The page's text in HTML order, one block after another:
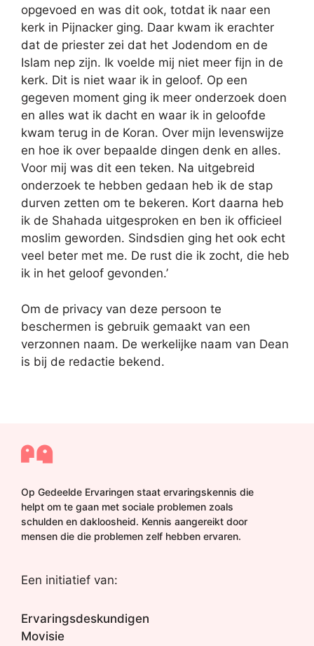
opgevoed en was dit ook, totdat ik naar een
kerk in Pijnacker ging. Daar kwam ik erachter
dat de priester zei dat het Jodendom en de
Islam nep zijn. Ik voelde mij niet meer fijn in de
kerk. Dit is niet waar ik in geloof. Op een
gegeven moment ging ik meer onderzoek doen
en alles wat ik dacht en waar ik in geloofde
kwam terug in de Koran. Over mijn levenswijze
en hoe ik over bepaalde dingen denk en alles.
Voor mij was dit een teken. Na uitgebreid
onderzoek te hebben gedaan heb ik de stap
durven zetten om te bekeren. Kort daarna heb
ik de Shahada uitgesproken en ben ik officieel
moslim geworden. Sindsdien ging het ook echt
veel beter met me. De rust die ik zocht, die heb
ik in het geloof gevonden.’
Om de privacy van deze persoon te
beschermen is gebruik gemaakt van een
verzonnen naam. De werkelijke naam van Dean
is bij de redactie bekend.
Op Gedeelde Ervaringen staat ervaringskennis die
helpt om te gaan met sociale problemen zoals
schulden en dakloosheid. Kennis aangereikt door
mensen die die problemen zelf hebben ervaren.
Een initiatief van:
Ervaringsdeskundigen
Movisie